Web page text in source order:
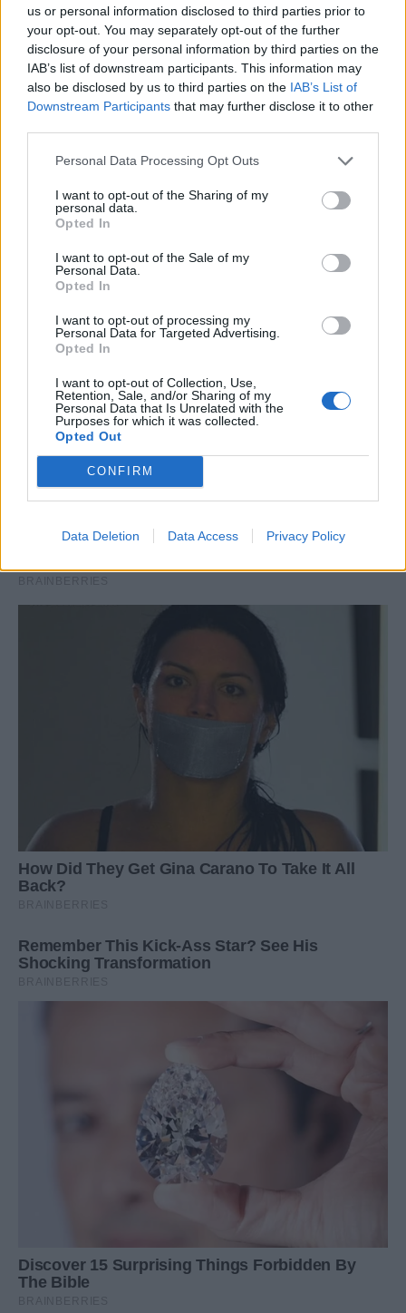
us or personal information disclosed to third parties prior to
your opt-out. You may separately opt-out of the further
disclosure of your personal information by third parties on the
IAB’s list of downstream participants. This information may
also be disclosed by us to third parties on the IAB’s List of
Downstream Participants that may further disclose it to other
Personal Data Processing Opt Outs
I want to opt-out of the Sharing of my
personal data.
Opted In
I want to opt-out of the Sale of my
Personal Data.
Opted In
I want to opt-out of processing my
Personal Data for Targeted Advertising.
Opted In
I want to opt-out of Collection, Use,
Retention, Sale, and/or Sharing of my
Personal Data that Is Unrelated with the
Purposes for which it was collected.
Opted Out
CONFIRM
Data Deletion Data Access Privacy Policy